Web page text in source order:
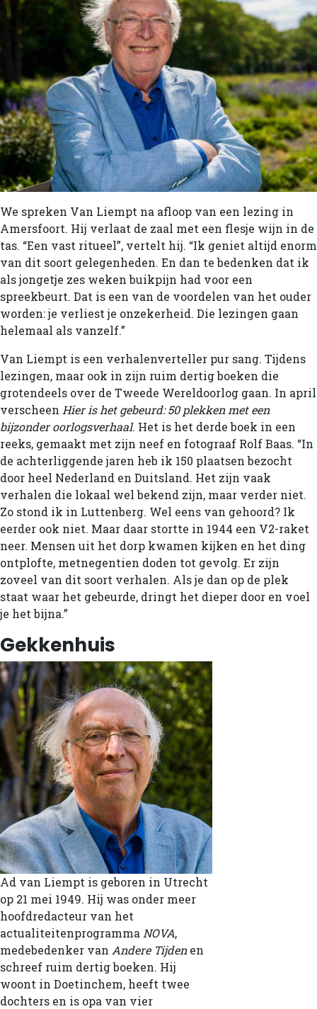
We spreken Van Liempt na afloop van een lezing in
Amersfoort. Hij verlaat de zaal met een flesje wijn in de
tas. “Een vast ritueel”, vertelt hij. “Ik geniet altijd enorm
van dit soort gelegenheden. En dan te bedenken dat ik
als jongetje zes weken buikpijn had voor een
spreekbeurt. Dat is een van de voordelen van het ouder
worden: je verliest je onzekerheid. Die lezingen gaan
helemaal als vanzelf.”
Van Liempt is een verhalenverteller pur sang. Tijdens
lezingen, maar ook in zijn ruim dertig boeken die
grotendeels over de Tweede Wereldoorlog gaan. In april
verscheen Hier is het gebeurd: 50 plekken met een
bijzonder oorlogsverhaal. Het is het derde boek in een
reeks, gemaakt met zijn neef en fotograaf Rolf Baas. “In
de achterliggende jaren heb ik 150 plaatsen bezocht
door heel Nederland en Duitsland. Het zijn vaak
verhalen die lokaal wel bekend zijn, maar verder niet.
Zo stond ik in Luttenberg. Wel eens van gehoord? Ik
eerder ook niet. Maar daar stortte in 1944 een V2-raket
neer. Mensen uit het dorp kwamen kijken en het ding
ontplofte, metnegentien doden tot gevolg. Er zijn
zoveel van dit soort verhalen. Als je dan op de plek
staat waar het gebeurde, dringt het dieper door en voel
je het bijna.”
Gekkenhuis
Ad van Liempt is geboren in Utrecht
op 21 mei 1949. Hij was onder meer
hoofdredacteur van het
actualiteitenprogramma NOVA,
medebedenker van Andere Tijdenen
schreef ruim dertig boeken. Hij
woont in Doetinchem, heeft twee
dochters en is opa van vier